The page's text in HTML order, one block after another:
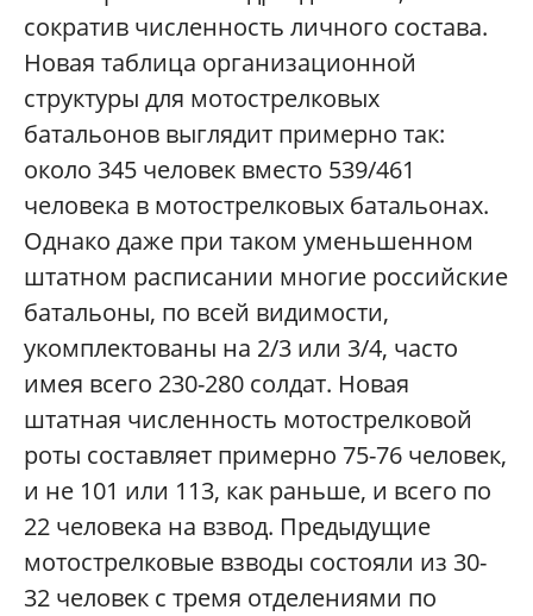
сократив численность личного состава.
Новая таблица организационной
структуры для мотострелковых
батальонов выглядит примерно так:
около 345 человек вместо 539/461
человека в мотострелковых батальонах.
Однако даже при таком уменьшенном
штатном расписании многие российские
батальоны, по всей видимости,
укомплектованы на 2/3 или 3/4, часто
имея всего 230-280 солдат. Новая
штатная численность мотострелковой
роты составляет примерно 75-76 человек,
и не 101 или 113, как раньше, и всего по
22 человека на взвод. Предыдущие
мотострелковые взводы состояли из 30-
32 человек с тремя отделениями по